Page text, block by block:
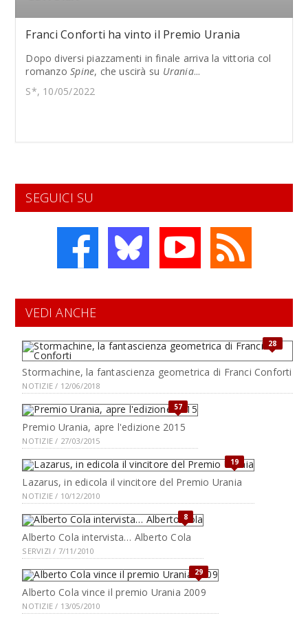
Franci Conforti ha vinto il Premio Urania
Dopo diversi piazzamenti in finale arriva la vittoria col
romanzoSpine, che uscirà su Urania...
S*, 10/05/2022
SEGUICI SU
VEDI ANCHE
28
Stormachine, la fantascienza geometrica di Franci Conforti
NOTIZIE / 12/06/2018
57
Premio Urania, apre l'edizione 2015
NOTIZIE / 27/03/2015
19
Lazarus, in edicola il vincitore del Premio Urania
NOTIZIE / 10/12/2010
8
Alberto Cola intervista… Alberto Cola
SERVIZI / 7/11/2010
29
Alberto Cola vince il premio Urania 2009
NOTIZIE / 13/05/2010